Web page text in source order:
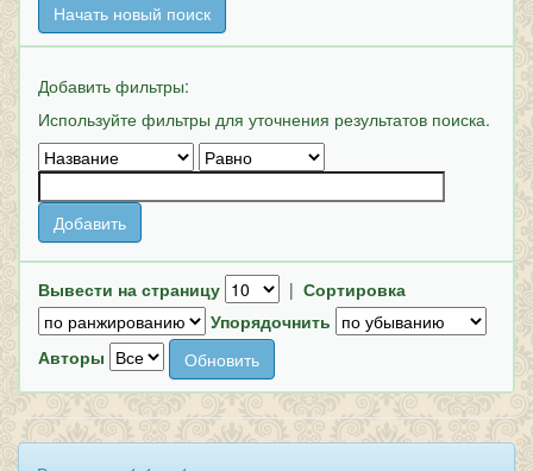
Начать новый поиск
Добавить фильтры:
Используйте фильтры для уточнения результатов поиска.
Вывести на страницу | Сортировка
Упорядочнить
Авторы